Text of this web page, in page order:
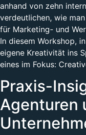
anhand von zehn
verdeutlichen, wie
für Marketing- und
In diesem Workshop,
eigene Kreativität ins
eines im Fokus:
Praxis-
Agenturen